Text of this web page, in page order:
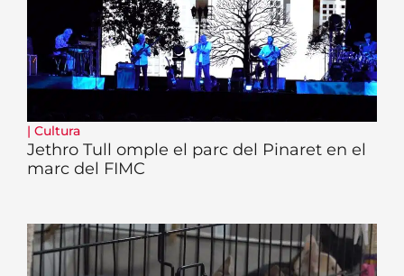
| Cultura
Jethro Tull omple el parc del Pinaret en el
marc del FIMC